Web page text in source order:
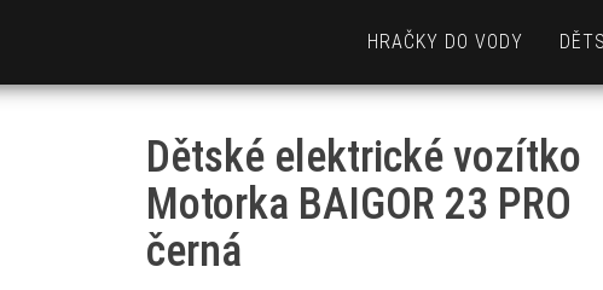
HRAČKY DO VODY
Dětské elektrické vozítko
Motorka BAIGOR 23 PRO
černá